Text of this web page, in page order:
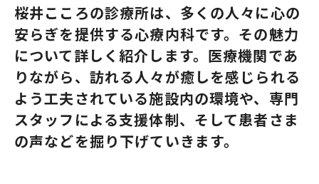
桜井こころの診療所は、多くの人々に心の
安らぎを提供する心療内科です。その魅力
について詳しく紹介します。医療機関であ
りながら、訪れる人々が癒しを感じられる
よう工夫されている施設内の環境や、専門
スタッフによる支援体制、そして患者さま
の声などを掘り下げていきます。